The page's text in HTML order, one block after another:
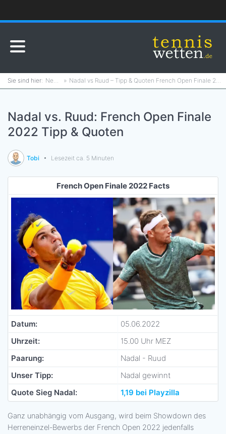
News Nadal vs Ruud – Tipp & Quoten French Open Finale 2022
Nadal vs. Ruud: French Open Finale
2022 Tipp & Quoten
Tobi Lesezeit ca. 5 Minuten
French Open Finale 2022 Facts
Datum:
05.06.2022
Uhrzeit:
15.00 Uhr MEZ
Paarung:
Nadal - Ruud
Unser Tipp:
Nadal gewinnt
Quote Sieg Nadal:
1,19 bei Playzilla
Ganz unabhängig vom Ausgang, wird beim Showdown des
Herreneinzel-Bewerbs der French Open 2022 jedenfalls